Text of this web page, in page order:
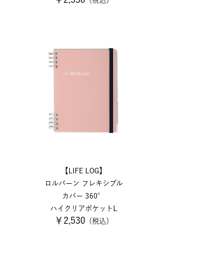
【LIFE LOG】
ロルバーン フレキシブル
カバー 360°
ハイクリアポケットL
￥2,530（税込）